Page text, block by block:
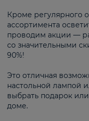
Кроме регулярного
ассортимента
проводим акции —
со значительными
90%!
Это отличная
настольной лампой
выбрать подарок
доме.